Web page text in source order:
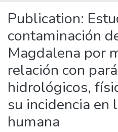
Publication:
contaminación
Magdalena por
relación con
hidrológicos,
su incidencia en
humana